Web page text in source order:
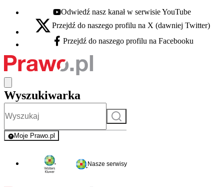
Youtube - otwiera się w nowej karcie
Odwiedź nasz kanał w serwisie YouTube
X - otwiera się w nowej karcie
Przejdź do naszego profilu na X (dawniej Twitter)
Facebook - otwiera się w nowej karcie
Przejdź do naszego profilu na Facebooku
Wyszukiwarka
Szukaj
Moje Prawo.pl
- rejestracja i logowanie do serwisu
Nasze serwisy